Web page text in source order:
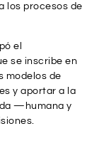
los procesos de
el
se inscribe en
modelos de
y aportar a la
—humana y